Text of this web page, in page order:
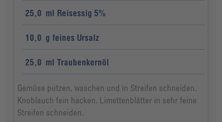
25,0 ml Reisessig 5%
10,0 g feines Ursalz
25,0 ml Traubenkernöl
Gemüse putzen, waschen und in Streifen schneiden.
Knoblauch fein hacken. Limettenblätter in sehr feine
Streifen schneiden.